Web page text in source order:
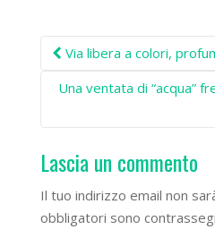
Post
navigation
Via libera a colori,
Una ventata di “acqua”
Lascia un commento
Il tuo indirizzo email non
obbligatori sono